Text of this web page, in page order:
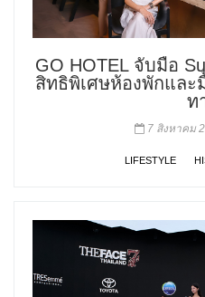
GO HOTEL จับมือ
สิทธิพิเศษห้องพักและ
ท
7 สิงหาคม
LIFESTYLE